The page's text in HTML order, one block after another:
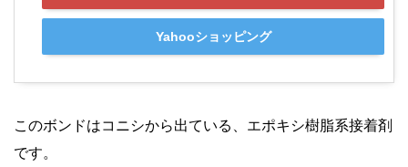
Yahooショッピング
このボンドはコニシから出ている、エポキシ樹脂系接着剤
です。